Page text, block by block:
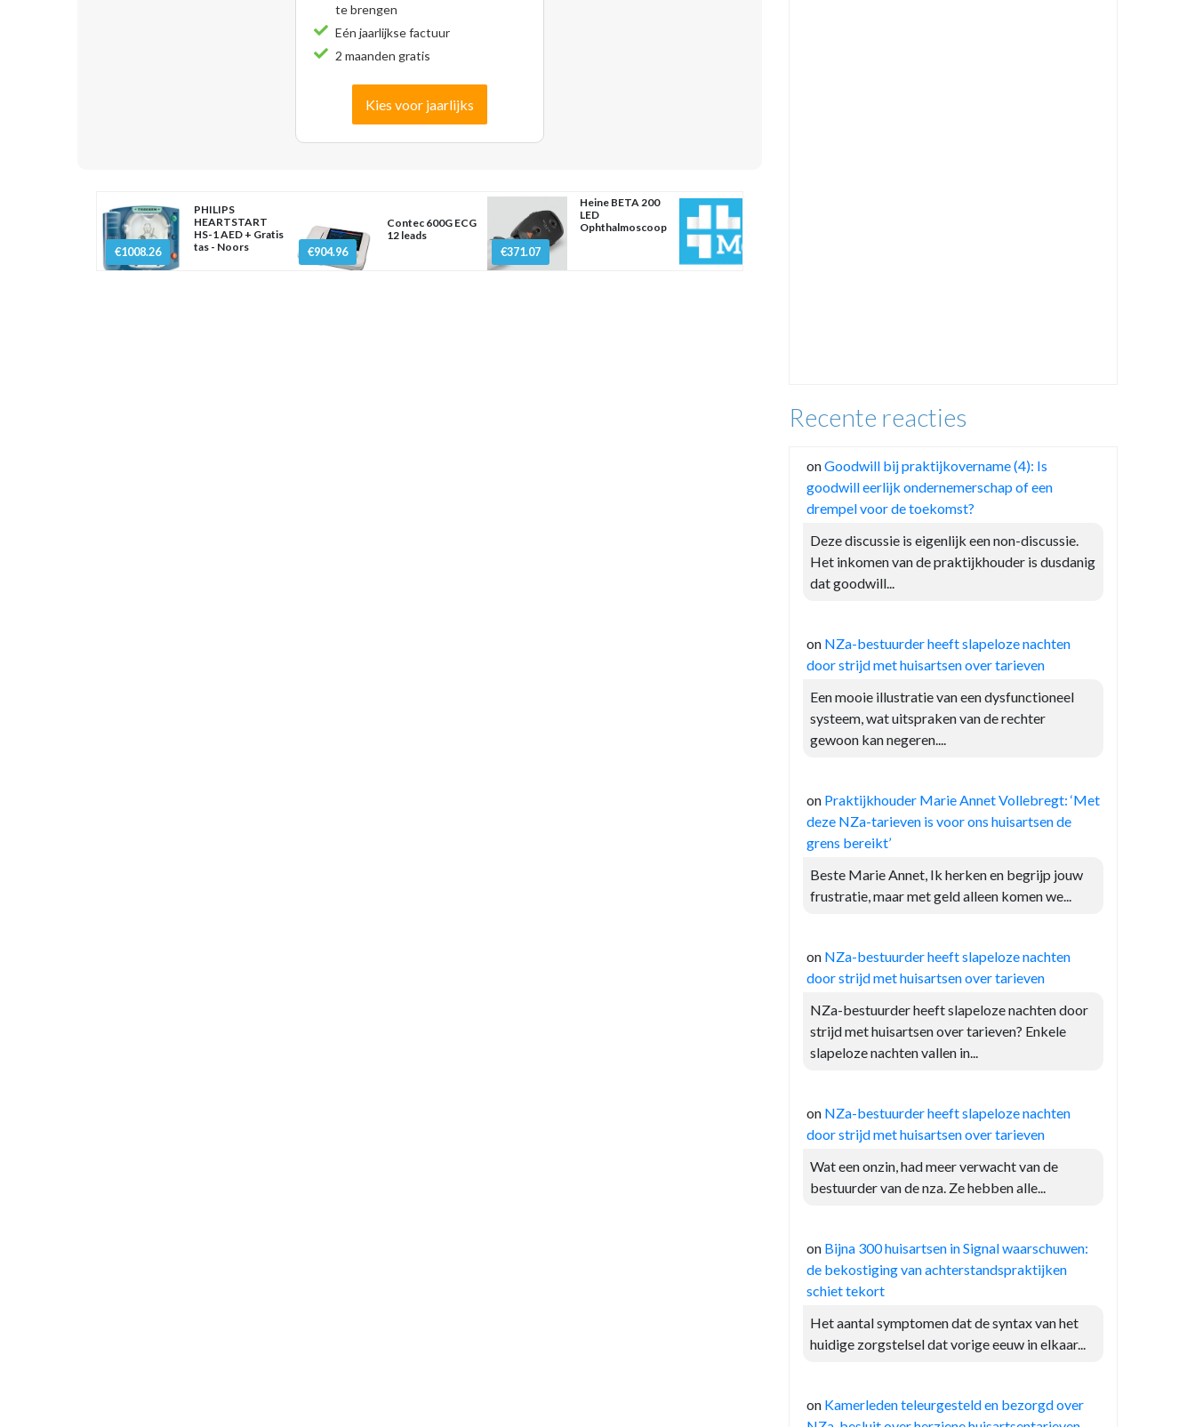
te brengen
Eén jaarlijkse factuur
2 maanden gratis
Kies voor jaarlijks
€1008.26
PHILIPS
HEARTSTART
HS-1 AED + Gratis
tas - Noors
€904.96
Contec 600G ECG
12 leads
€371.07
Heine BETA 200
LED
Ophthalmoscoop
Recente reacties
onGoodwill bij praktijkovername (4): Is
goodwill eerlijk ondernemerschap of een
drempel voor de toekomst?
Deze discussie is eigenlijk een non-discussie.
Het inkomen van de praktijkhouder is dusdanig
dat goodwill...
on NZa-bestuurder heeft slapeloze nachten
door strijd met huisartsen over tarieven
Een mooie illustratie van een dysfunctioneel
systeem, wat uitspraken van de rechter
gewoon kan negeren....
on Praktijkhouder Marie Annet Vollebregt: ‘Met
deze NZa-tarieven is voor ons huisartsen de
grens bereikt’
Beste Marie Annet, Ik herken en begrijp jouw
frustratie, maar met geld alleen komen we...
on NZa-bestuurder heeft slapeloze nachten
door strijd met huisartsen over tarieven
NZa-bestuurder heeft slapeloze nachten door
strijd met huisartsen over tarieven? Enkele
slapeloze nachten vallen in...
on NZa-bestuurder heeft slapeloze nachten
door strijd met huisartsen over tarieven
Wat een onzin, had meer verwacht van de
bestuurder van de nza. Ze hebben alle...
on Bijna 300 huisartsen in Signal waarschuwen:
de bekostiging van achterstandspraktijken
schiet tekort
Het aantal symptomen dat de syntax van het
huidige zorgstelsel dat vorige eeuw in elkaar...
on Kamerleden teleurgesteld en bezorgd over